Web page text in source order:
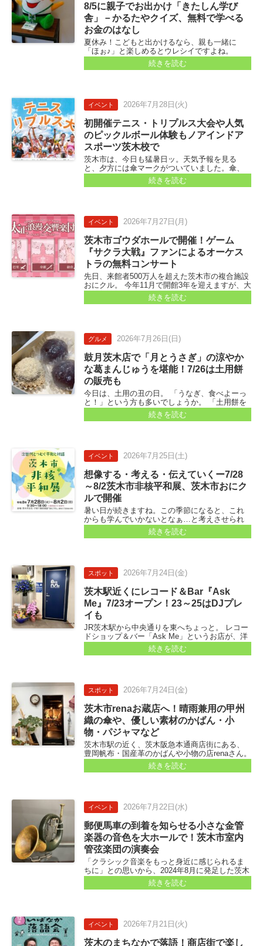
8/5に親子でお出かけ「きたしん学び
舎」－かるたやクイズ、無料で学べる
お金のはなし
夏休み！こどもと出かけるなら、親も一緒に
「ほぉ♪」と楽しめるとウレシイですよね。
「日々何かが起こり、誰かに出会う」茨木市の
複合施設おにクルで「お金」にまつわるユニー
続きを読む
イベント 2026年7月28日 (火)
初開催テニス・トリプルス大会や人気
のピックルボール体験もノアインドア
スポーツ茨木校で
茨木市は、今日も猛暑日ッ。天気予報を見る
と、夕方には傘マークがついていました。傘、
いるのかなぁ。 暑いと運動するのも「やめとこ
か…」と思っちゃいますよね...
続きを読む
イベント 2026年7月27日 (月)
茨木市ゴウダホールで開催！ゲーム
『サクラ大戦』ファンによるオーケス
トラの無料コンサート
先日、来館者500万人を超えた茨木市の複合施設
おにクル。 今年11月で開館3年を迎えますが、大
ホール・ゴウダホールへはもう行きましたか？
今回紹介するのは、太正浪漫交響楽団さんの演
続きを読む
グルメ 2026年7月26日 (日)
鼓月茨木店で「月とうさぎ」の涼やか
な葛まんじゅうを堪能！7/26は土用餅
の販売も
今日は、土用の丑の日。 「うなぎ、食べよーっ
と！」という方も多いでしょうか。 「土用餅を
食べる～！」という方もいらっしゃいます？ 土
用の入りに食べる「あんころ餅」で、小豆の赤
続きを読む
イベント 2026年7月25日 (土)
想像する・考える・伝えていくー7/28
～8/2茨木市非核平和展、茨木市おにク
ルで開催
暑い日が続きますね。この季節になると、これ
からも学んでいかないとなぁ…と考えさせられ
る催しがあります。 今年も開催される、茨木市
非核平和展。 会場は、茨木市文化・子育て複合
続きを読む
スポット 2026年7月24日 (金)
茨木駅近くにレコード＆Bar『Ask
Me』7/23オープン！23～25はDJプレ
イも
JR茨木駅から中央通りを東へちょっと。 レコー
ドショップ＆バー「Ask Me」というお店が、洋
風居酒屋晴れ屋さんの入っている「ソアラビ
ル」3階にオープン！ 教えてもらったので、行っ
続きを読む
スポット 2026年7月24日 (金)
茨木市renaお蔵店へ！晴雨兼用の甲州
織の傘や、優しい素材のかばん・小
物・パジャマなど
茨木市駅の近く、茨木阪急本通商店街にある、
豊岡帆布・国産革のかばんや小物の店renaさん。
その2号店「renaお蔵店」がオープンしていたの
で、行ってみました。 読者さんからも「オープ
続きを読む
イベント 2026年7月22日 (水)
郵便馬車の到着を知らせる小さな金管
楽器の音色を大ホールで！茨木市室内
管弦楽団の演奏会
「クラシック音楽をもっと身近に感じられるま
ちに」との思いから、2024年8月に発足した茨木
市室内管弦楽団。 市民主体のオーケストラとし
て、室内楽の公演をメインに活動をしています...
続きを読む
イベント 2026年7月21日 (火)
茨木のまちなかで落語！商店街で楽し